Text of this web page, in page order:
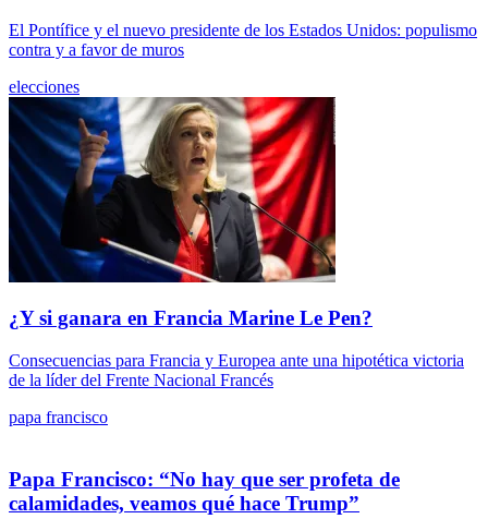
El Pontífice y el nuevo presidente de los Estados Unidos: populismo
contra y a favor de muros
elecciones
¿Y si ganara en Francia Marine Le Pen?
Consecuencias para Francia y Europea ante una hipotética victoria
de la líder del Frente Nacional Francés
papa francisco
Papa Francisco: “No hay que ser profeta de
calamidades, veamos qué hace Trump”